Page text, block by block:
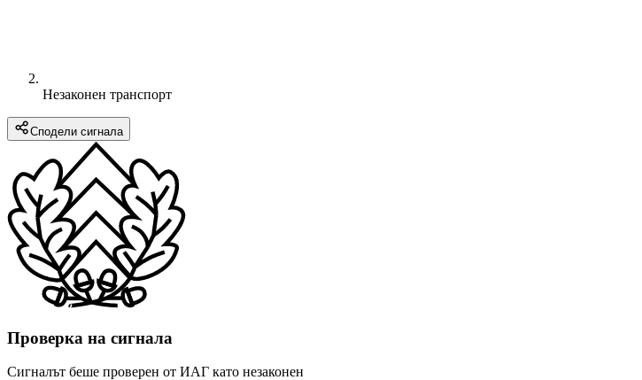
Незаконен транспорт
Сподели сигнала
Проверка на сигнала
Сигналът беше проверен от ИАГ като незаконен